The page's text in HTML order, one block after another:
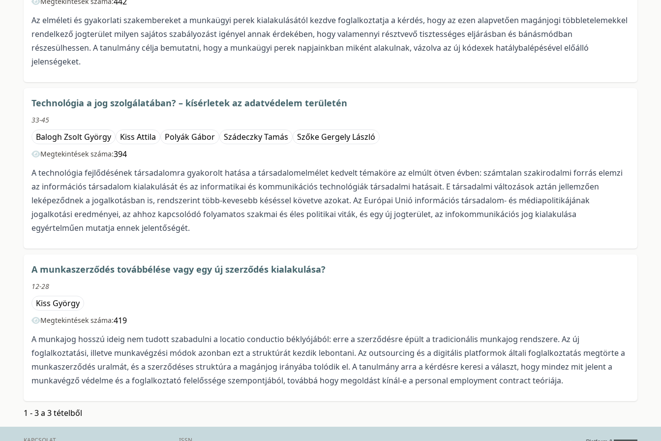
Az elméleti és gyakorlati szakembereket a munkaügyi perek kialakulásától kezdve foglalkoztatja a kérdés, hogy az ezen alapvetően magánjogi többletelemekkel
rendelkező jogterület milyen sajátos szabályozást igényel annak érdekében, hogy valamennyi résztvevő tisztességes eljárásban és bánásmódban
részesülhessen. A tanulmány célja bemutatni, hogy a munkaügyi perek napjainkban miként alakulnak, vázolva az új kódexek hatálybalépésével előálló
jelenségeket.
Technológia a jog szolgálatában? – kísérletek az adatvédelem területén
33-45
Balogh Zsolt György Kiss Attila Polyák Gábor Szádeczky Tamás Szőke Gergely László
Megtekintések száma:394
A technológia fejlődésének társadalomra gyakorolt hatása a társadalomelmélet kedvelt témaköre az elmúlt ötven évben: számtalan szakirodalmi forrás elemzi
az információs társadalom kialakulását és az informatikai és kommunikációs technológiák társadalmi hatásait. E társadalmi változások aztán jellemzően
leképeződnek a jogalkotásban is, rendszerint több-kevesebb késéssel követve azokat. Az Európai Unió információs társadalom- és médiapolitikájának
jogalkotási eredményei, az ahhoz kapcsolódó folyamatos szakmai és éles politikai viták, és egy új jogterület, az infokommunikációs jog kialakulása
egyértelműen mutatja ennek jelentőségét.
A munkaszerződés továbbélése vagy egy új szerződés kialakulása?
12-28
Kiss György
Megtekintések száma:419
A munkajog hosszú ideig nem tudott szabadulni a locatio conductio béklyójából: erre a szerződésre épült a tradicionális munkajog rendszere. Az új
foglalkoztatási, illetve munkavégzési módok azonban ezt a struktúrát kezdik lebontani. Az outsourcing és a digitális platformok általi foglalkoztatás megtörte a
munkaszerződés uralmát, és a szerződéses struktúra a magánjog irányába tolódik el. A tanulmány arra a kérdésre keresi a választ, hogy mindez mit jelent a
munkavégző védelme és a foglalkoztató felelőssége szempontjából, továbbá hogy megoldást kínál-e a personal employment contract teóriája.
1 - 3 a 3 tételből